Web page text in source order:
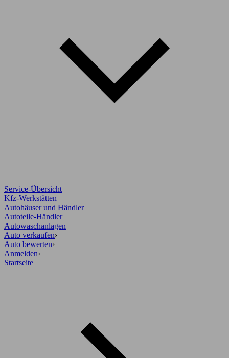
Service-Übersicht
Kfz-Werkstätten
Autohäuser und Händler
Autoteile-Händler
Autowaschanlagen
Auto verkaufen›
Auto bewerten›
Anmelden›
Startseite